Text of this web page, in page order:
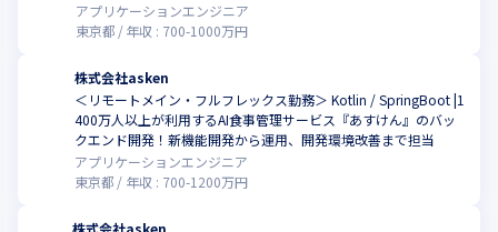
アプリケーションエンジニア
東京都
年収 : 700-1000万円
株式会社asken
＜リモートメイン・フルフレックス勤務＞ Kotlin / SpringBoot |1
400万人以上が利用するAI食事管理サービス『あすけん』のバッ
クエンド開発！新機能開発から運用、開発環境改善まで担当
アプリケーションエンジニア
東京都
年収 : 700-1200万円
株式会社asken